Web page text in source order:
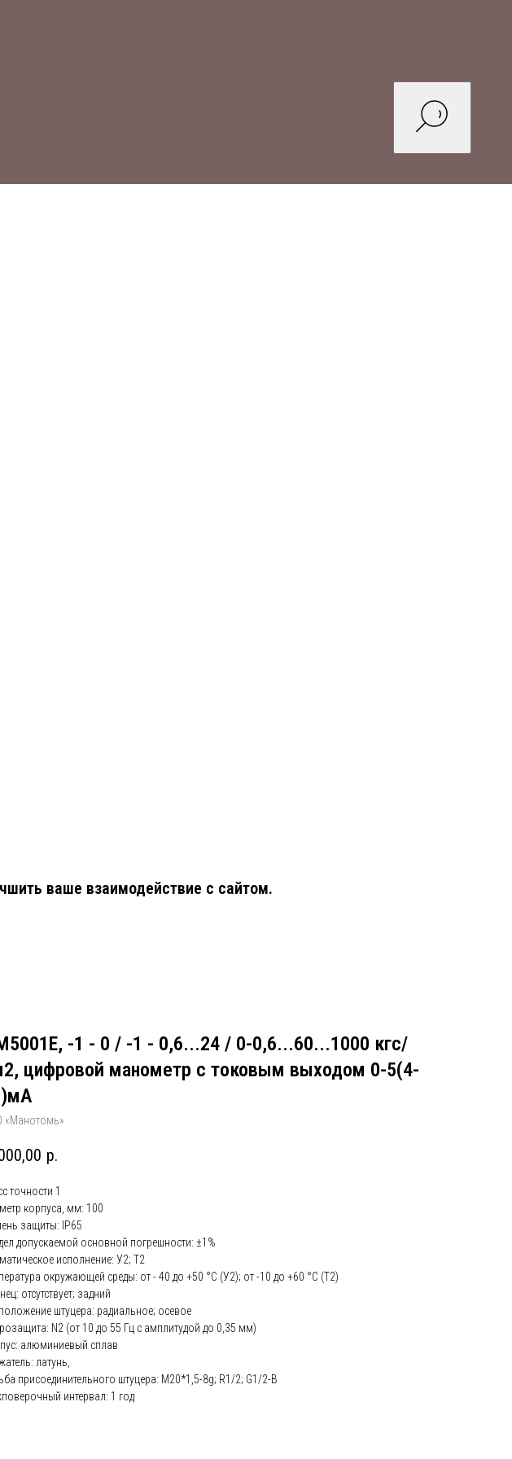
ваше взаимодействие с сайтом.
-1 - 0 / -1 - 0,6...24 / 0-0,6...60...1000 кгс/
цифровой манометр с токовым выходом 0-5(4-
«Манотомь»
р.
точности 1
корпуса, мм: 100
защиты: IP65
допускаемой основной погрешности: ±1%
исполнение: У2; Т2
окружающей среды: от - 40 до +50 °С (У2); от -10 до +60 °С (Т2)
отсутствует; задний
штуцера: радиальное; осевое
N2 (от 10 до 55 Гц с амплитудой до 0,35 мм)
алюминиевый сплав
латунь,
присоединительного штуцера: М20*1,5-8g; R1/2; G1/2-B
интервал: 1 год